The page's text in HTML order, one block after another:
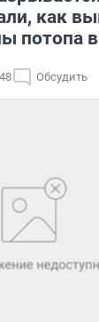
как
потопа
Обсудить